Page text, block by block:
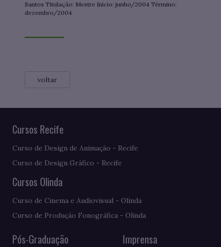
Santos Titulação: Mestre Início: junho/2004 Término:
dezembro/2004
voltar
Cursos Recife
Curso de Design de Animação - Recife
Curso de Design Gráfico - Recife
Cursos Olinda
Curso de Cinema e Audiovisual - Olinda
Curso de Produção Fonográfica - Olinda
Pós-Graduação Imprensa